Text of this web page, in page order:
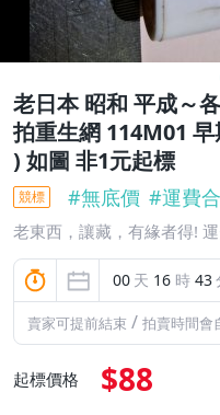
老日本 昭和 平成～
拍重生網 114M01
) 如圖 非1元起標
競標 #無底價 #運費
老東西，讓藏，有緣者得!
00 天 16 時 42
賣家可提前結束 / 拍賣時間會
起標價格 $88